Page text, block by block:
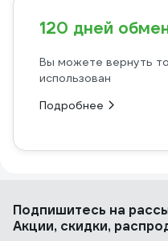
120 дней
Вы можете вернуть
использован
Подробнее
Подпишитесь на
Акции, скидки,